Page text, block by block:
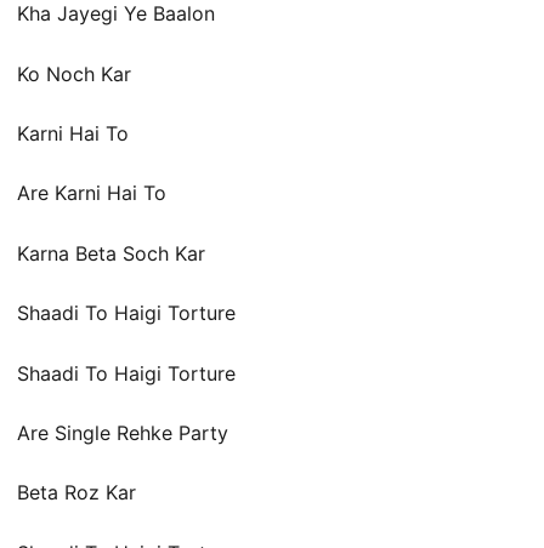
Kha Jayegi Ye Baalon
Ko Noch Kar
Karni Hai To
Are Karni Hai To
Karna Beta Soch Kar
Shaadi To Haigi Torture
Shaadi To Haigi Torture
Are Single Rehke Party
Beta Roz Kar